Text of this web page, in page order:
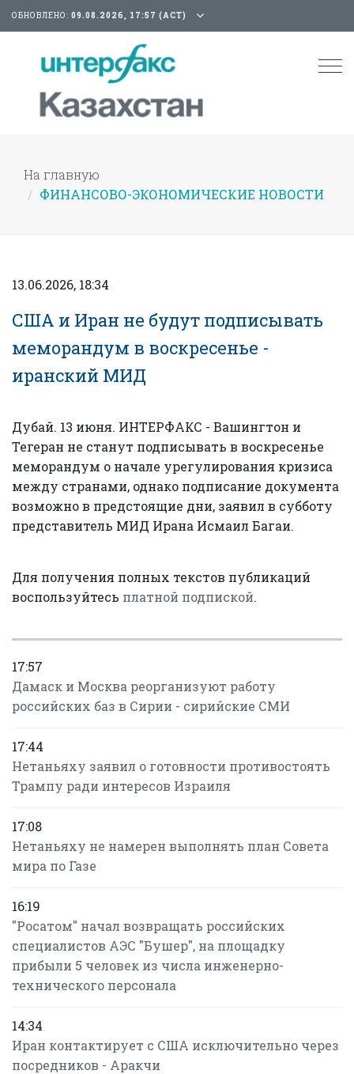
ОБНОВЛЕНО: 09.08.2026, 17:57 (АСТ)
На главную
ФИНАНСОВО-ЭКОНОМИЧЕСКИЕ НОВОСТИ
13.06.2026, 18:34
США и Иран не будут подписывать
меморандум в воскресенье -
иранский МИД
Дубай. 13 июня. ИНТЕРФАКС - Вашингтон и
Тегеран не станут подписывать в воскресенье
меморандум о начале урегулирования кризиса
между странами, однако подписание документа
возможно в предстоящие дни, заявил в субботу
представитель МИД Ирана Исмаил Багаи.
Для получения полных текстов публикаций
воспользуйтесь платной подпиской.
17:57
Дамаск и Москва реорганизуют работу
российских баз в Сирии - сирийские СМИ
17:44
Нетаньяху заявил о готовности противостоять
Трампу ради интересов Израиля
17:08
Нетаньяху не намерен выполнять план Совета
мира по Газе
16:19
"Росатом" начал возвращать российских
специалистов АЭС "Бушер", на площадку
прибыли 5 человек из числа инженерно-
технического персонала
14:34
Иран контактирует с США исключительно через
посредников - Аракчи